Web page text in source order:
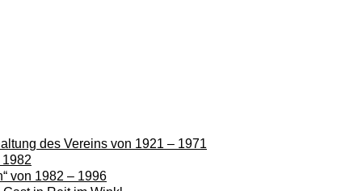
des Vereins von 1921 – 1971
von 1982 – 1996